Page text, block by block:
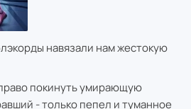
навязали нам жестокую
покинуть умирающую
- только пепел и туманное